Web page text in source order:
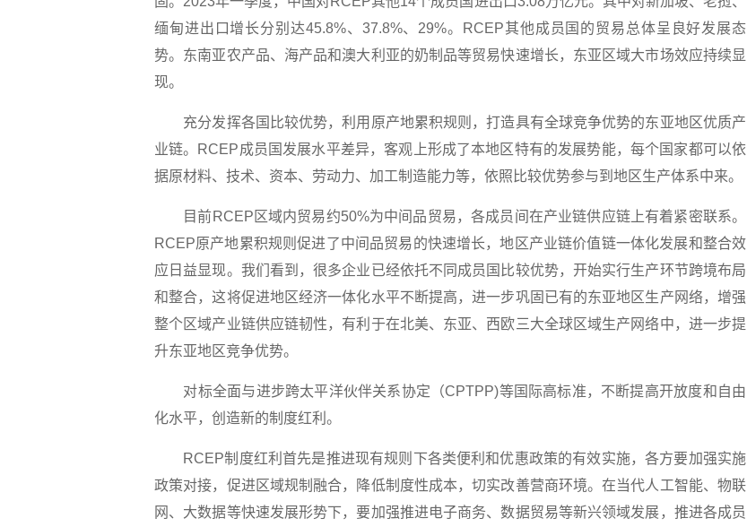
缅甸进出口增长分别达45.8%、37.8%、29%。RCEP其他成员国的贸易总体呈良好发展态
势。东南亚农产品、海产品和澳大利亚的奶制品等贸易快速增长，东亚区域大市场效应持续显
现。
充分发挥各国比较优势，利用原产地累积规则，打造具有全球竞争优势的东亚地区优质产
业链。RCEP成员国发展水平差异，客观上形成了本地区特有的发展势能，每个国家都可以依
据原材料、技术、资本、劳动力、加工制造能力等，依照比较优势参与到地区生产体系中来。
目前RCEP区域内贸易约50%为中间品贸易，各成员间在产业链供应链上有着紧密联系。
RCEP原产地累积规则促进了中间品贸易的快速增长，地区产业链价值链一体化发展和整合效
应日益显现。我们看到，很多企业已经依托不同成员国比较优势，开始实行生产环节跨境布局
和整合，这将促进地区经济一体化水平不断提高，进一步巩固已有的东亚地区生产网络，增强
整个区域产业链供应链韧性，有利于在北美、东亚、西欧三大全球区域生产网络中，进一步提
升东亚地区竞争优势。
对标全面与进步跨太平洋伙伴关系协定（CPTPP)等国际高标准，不断提高开放度和自由
化水平，创造新的制度红利。
RCEP制度红利首先是推进现有规则下各类便利和优惠政策的有效实施，各方要加强实施
政策对接，促进区域规制融合，降低制度性成本，切实改善营商环境。在当代人工智能、物联
网、大数据等快速发展形势下，要加强推进电子商务、数据贸易等新兴领域发展，推进各成员